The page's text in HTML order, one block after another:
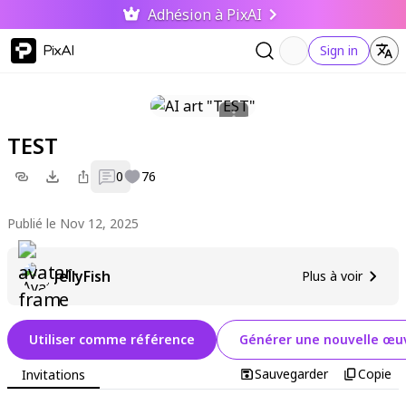
Adhésion à PixAI
PixAI Sign in
TEST
0 76
Publié le Nov 12, 2025
JellyFish Plus à voir
Utiliser comme référence Générer une nouvelle
Invitations Sauvegarder Copie